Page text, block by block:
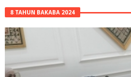
8 TAHUN BAKABA 2024